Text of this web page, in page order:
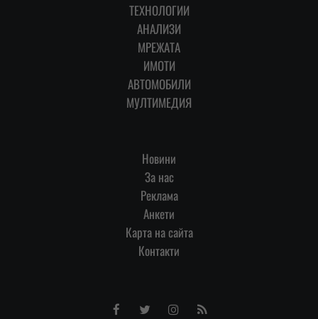
ТЕХНОЛОГИИ
АНАЛИЗИ
МРЕЖАТА
ИМОТИ
АВТОМОБИЛИ
МУЛТИМЕДИЯ
Новини
За нас
Реклама
Анкети
Карта на сайта
Контакти